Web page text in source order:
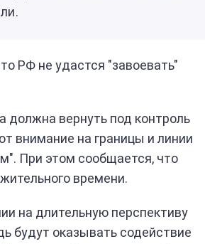
РФ не удастся "завоевать"
должна вернуть под контроль
внимание на границы и линии
При этом сообщается, что
времени.
на длительную перспективу
будут оказывать содействие